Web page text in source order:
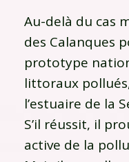
Au-delà du cas
des Calanques
prototype
littoraux
l’estuaire de la
S’il réussit, il
active de la